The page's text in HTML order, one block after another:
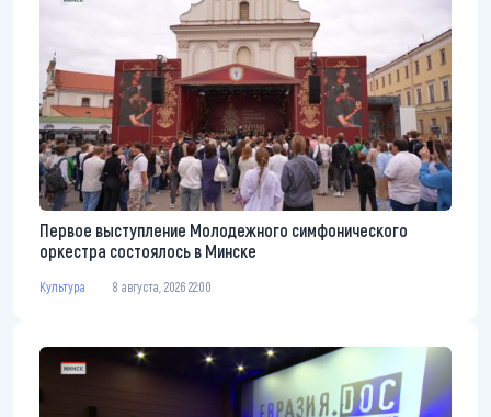
Первое выступление Молодежного симфонического
оркестра состоялось в Минске
Культура 8 августа, 2026 22:00